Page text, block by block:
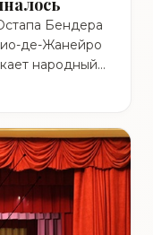
Бендера
де-Жанейро
народный
то желает